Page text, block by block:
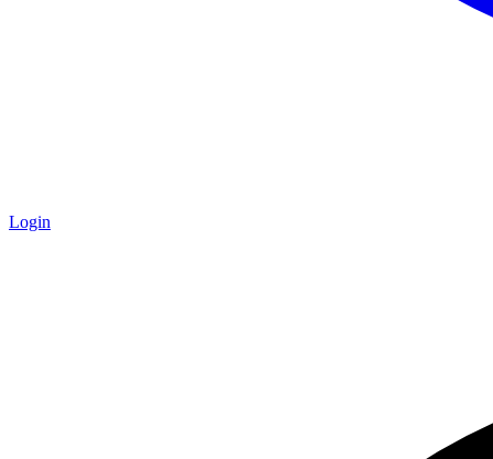
Login